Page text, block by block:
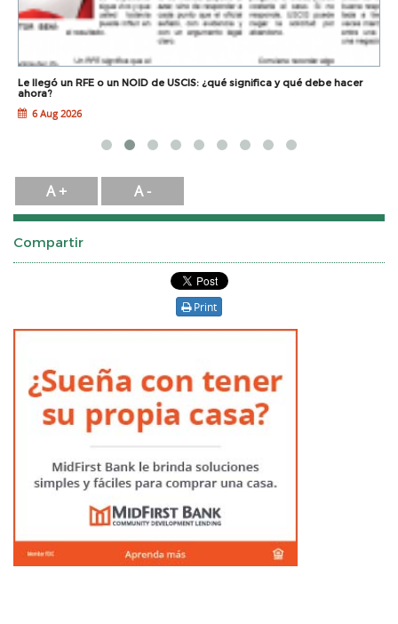
Le llegó un RFE o un NOID de USCIS: ¿qué significa y qué debe hacer
ahora?
6 Aug 2026
A + A -
Compartir
Print